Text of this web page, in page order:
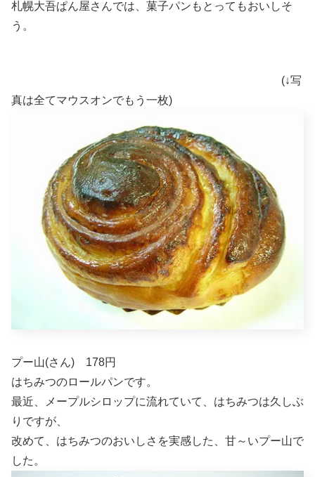
札幌大吾ぱん屋さんでは、菓子パンもとってもおいしそ
う。
(↓写
真は全てマウスオンでもう一枚)
プー山(さん) 178円
はちみつのロールパンです。
最近、メープルシロップに流れていて、はちみつは久しぶ
りですが、
改めて、はちみつのおいしさを実感した、甘～いプー山で
した。